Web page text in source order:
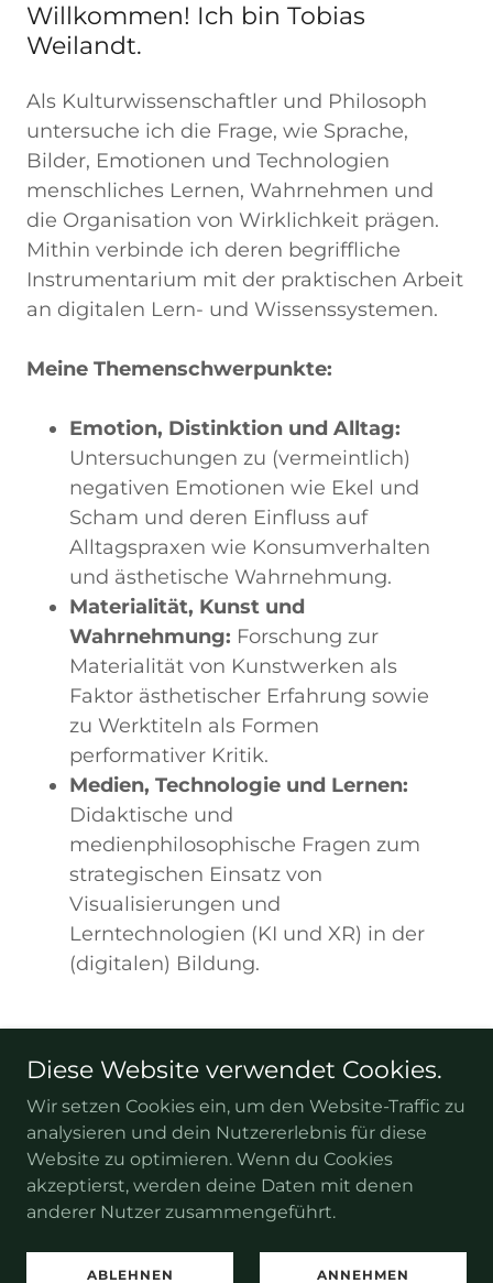
Willkommen! Ich bin Tobias
Weilandt.
Als Kulturwissenschaftler und Philosoph
untersuche ich die Frage, wie Sprache,
Bilder, Emotionen und Technologien
menschliches Lernen, Wahrnehmen und
die Organisation von Wirklichkeit prägen.
Mithin verbinde ich deren begriffliche
Instrumentarium mit der praktischen Arbeit
an digitalen Lern- und Wissenssystemen.
Meine Themenschwerpunkte:
Emotion, Distinktion und Alltag:
Untersuchungen zu (vermeintlich)
negativen Emotionen wie Ekel und
Scham und deren Einfluss auf
Alltagspraxen wie Konsumverhalten
und ästhetische Wahrnehmung.
Materialität, Kunst und
Wahrnehmung: Forschung zur
Materialität von Kunstwerken als
Faktor ästhetischer Erfahrung sowie
zu Werktiteln als Formen
performativer Kritik.
Medien, Technologie und Lernen:
Didaktische und
medienphilosophische Fragen zum
strategischen Einsatz von
Visualisierungen und
Lerntechnologien (KI und XR) in der
(digitalen) Bildung.
Copyright © 2026 Tobias-Weilandt.de – Alle Rechte
Impressum
Diese Website verwendet Cookies.
Wir setzen Cookies ein, um den Website-Traffic zu
analysieren und dein Nutzererlebnis für diese
Website zu optimieren. Wenn du Cookies
akzeptierst, werden deine Daten mit denen
anderer Nutzer zusammengeführt.
ABLEHNEN ANNEHMEN